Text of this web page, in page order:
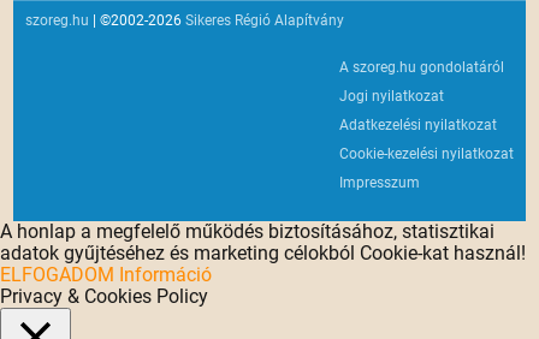
szoreg.hu | ©2002-2026Sikeres Régió Alapítvány
A szoreg.hu gondolatáról
Jogi nyilatkozat
Adatkezelési nyilatkozat
Cookie-kezelési nyilatkozat
Impresszum
A honlap a megfelelő működés biztosításához, statisztikai
adatok gyűjtéséhez és marketing célokból Cookie-kat használ!
ELFOGADOM Információ
Privacy & Cookies Policy